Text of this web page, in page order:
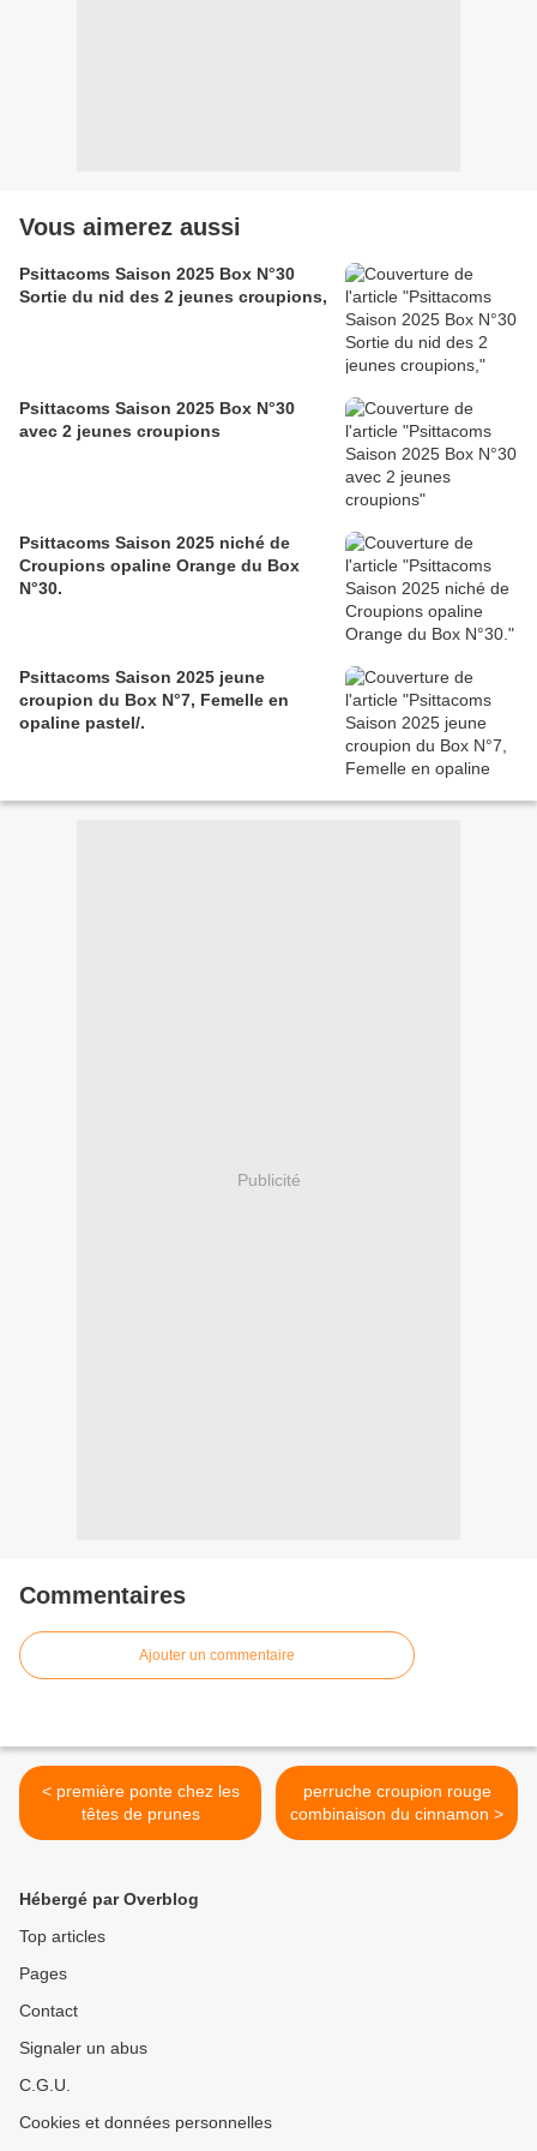
Vous aimerez aussi
Psittacoms Saison 2025 Box N°30
Sortie du nid des 2 jeunes croupions,
Psittacoms Saison 2025 Box N°30
avec 2 jeunes croupions
Psittacoms Saison 2025 niché de
Croupions opaline Orange du Box
N°30.
Psittacoms Saison 2025 jeune
croupion du Box N°7, Femelle en
opaline pastel/.
Publicité
Commentaires
Ajouter un commentaire
< première ponte chez les
têtes de prunes
perruche croupion rouge
combinaison du cinnamon >
Hébergé par Overblog
Top articles
Pages
Contact
Signaler un abus
C.G.U.
Cookies et données personnelles